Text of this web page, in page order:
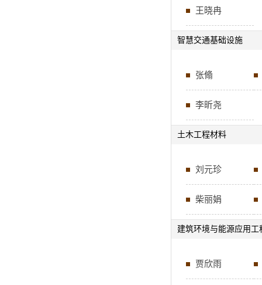
王晓冉
智慧交通基础设施
张翛
李昕尧
土木工程材料
刘元珍
柴丽娟
建筑环境与能源应用工
贾欣雨